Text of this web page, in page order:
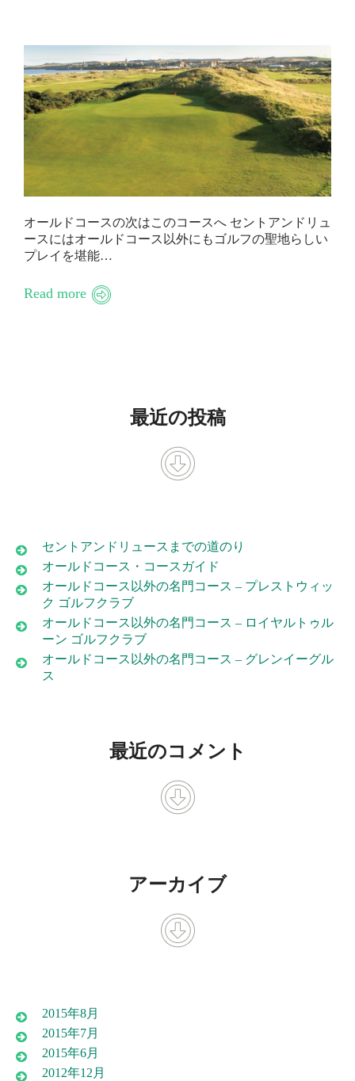
オールドコースの次はこのコースへ セントアンドリュ
ースにはオールドコース以外にもゴルフの聖地らしい
プレイを堪能…
Read more
最近の投稿
セントアンドリュースまでの道のり
オールドコース・コースガイド
オールドコース以外の名門コース – プレストウィッ
ク ゴルフクラブ
オールドコース以外の名門コース – ロイヤルトゥル
ーン ゴルフクラブ
オールドコース以外の名門コース – グレンイーグル
ス
最近のコメント
アーカイブ
2015年8月
2015年7月
2015年6月
2012年12月